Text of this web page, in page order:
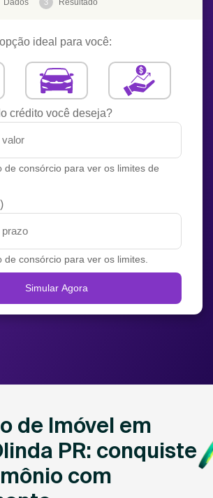
Dados 3 Resultado
ideal para você:
crédito você deseja?
de consórcio para ver os limites de
de consórcio para ver os limites.
Simular Agora
de Imóvel em
PR: conquiste
com